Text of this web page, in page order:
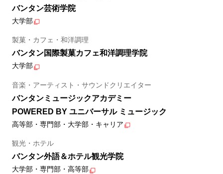
バンタン芸術学院
大学部
製菓・カフェ・和洋調理
バンタン国際製菓カフェ和洋調理学院
大学部
音楽・アーティスト・サウンドクリエイター
バンタンミュージックアカデミー
POWERED BY ユニバーサル ミュージック
高等部・専門部・大学部・キャリア
観光・ホテル
バンタン外語＆ホテル観光学院
大学部・専門部・高等部